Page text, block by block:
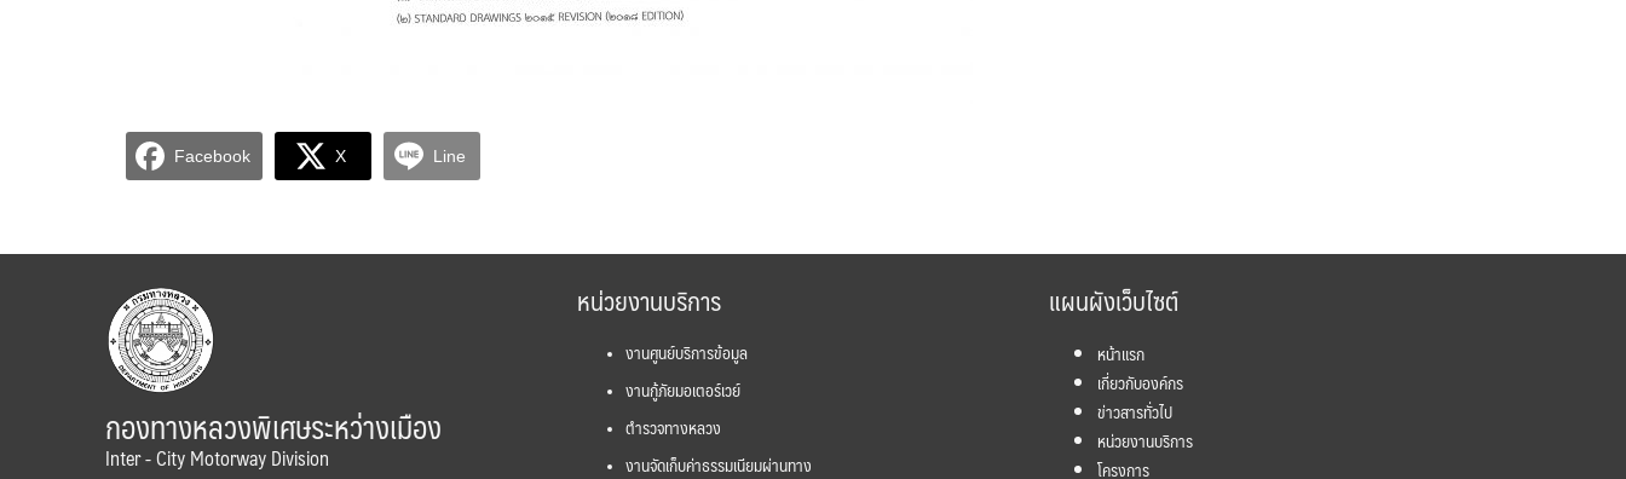
Facebook X Line
กองทางหลวงพิเศษระหว่างเมือง
Inter - City Motorway Division
หน่วยงานบริการ
งานศูนย์บริการข้อมูล
งานกู้ภัยมอเตอร์เวย์
ตำรวจทางหลวง
งานจัดเก็บค่าธรรมเนียมผ่านทาง
แผนผังเว็บไซต์
หน้าแรก
เกี่ยวกับองค์กร
ข่าวสารทั่วไป
หน่วยงานบริการ
โครงการ